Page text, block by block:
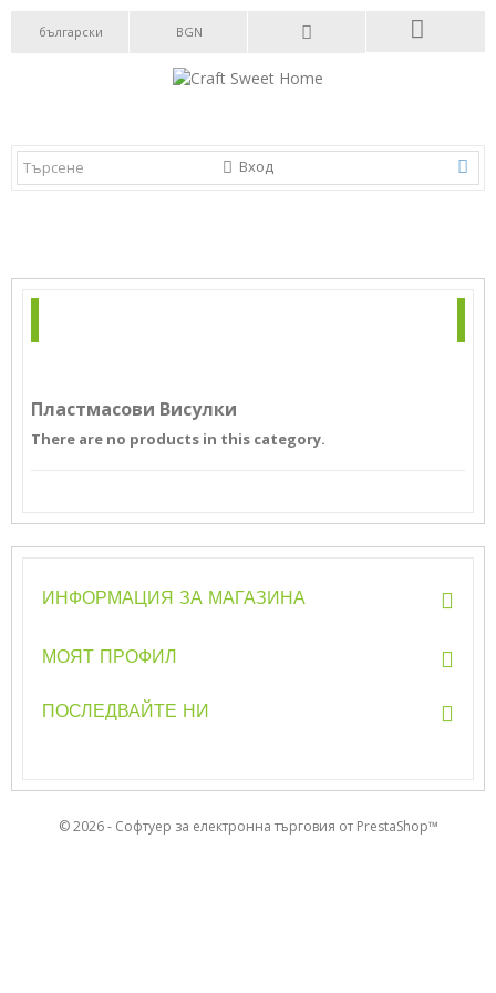
български BGN
Вход
Пластмасови Висулки
There are no products in this category.
ИНФОРМАЦИЯ ЗА МАГАЗИНА
МОЯТ ПРОФИЛ
ПОСЛЕДВАЙТЕ НИ
© 2026 - Софтуер за електронна търговия от PrestaShop™